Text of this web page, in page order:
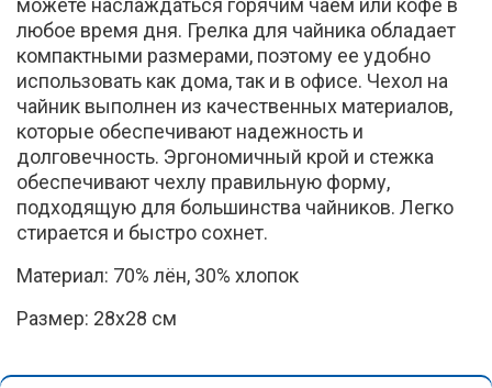
можете наслаждаться горячим чаем или кофе в
любое время дня. Грелка для чайника обладает
компактными размерами, поэтому ее удобно
использовать как дома, так и в офисе. Чехол на
чайник выполнен из качественных материалов,
которые обеспечивают надежность и
долговечность. Эргономичный крой и стежка
обеспечивают чехлу правильную форму,
подходящую для большинства чайников. Легко
стирается и быстро сохнет.
Материал: 70% лён, 30% хлопок
Размер: 28х28 см